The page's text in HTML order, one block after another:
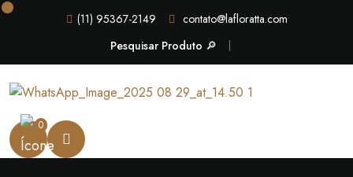
(11) 95367-2149
contato@lafloratta.com
Pesquisar Produto 🔎
0